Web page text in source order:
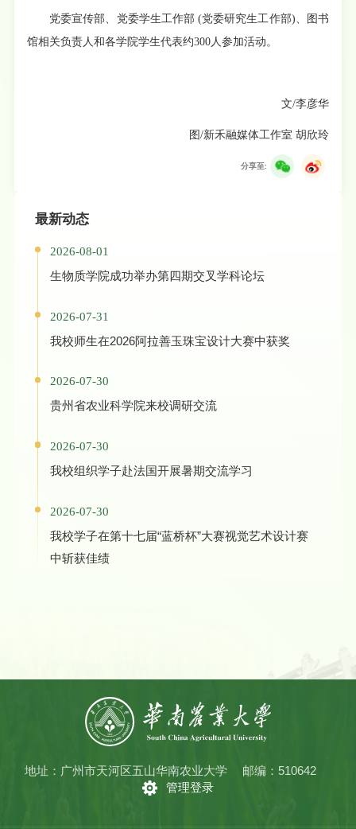
党委宣传部、党委学生工作部 (党委研究生工作部)、图书
馆相关负责人和各学院学生代表约300人参加活动。
文/李彦华
图/新禾融媒体工作室 胡欣玲
分享至:
最新动态
2026-08-01
生物质学院成功举办第四期交叉学科论坛
2026-07-31
我校师生在2026阿拉善玉珠宝设计大赛中获奖
2026-07-30
贵州省农业科学院来校调研交流
2026-07-30
我校组织学子赴法国开展暑期交流学习
2026-07-30
我校学子在第十七届“蓝桥杯”大赛视觉艺术设计赛
中斩获佳绩
地址：广州市天河区五山华南农业大学
邮编：510642
管理登录